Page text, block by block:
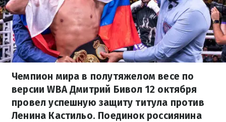
Чемпион мира в полутяжелом весе по
версии WBA Дмитрий Бивол 12 октября
провел успешную защиту титула против
Ленина Кастильо. Поединок россиянина